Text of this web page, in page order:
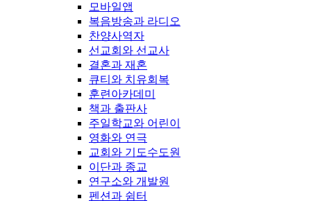
모바일앱
복음방송과 라디오
찬양사역자
선교회와 선교사
결혼과 재혼
큐티와 치유회복
훈련아카데미
책과 출판사
주일학교와 어린이
영화와 연극
교회와 기도수도원
이단과 종교
연구소와 개발원
펜션과 쉼터